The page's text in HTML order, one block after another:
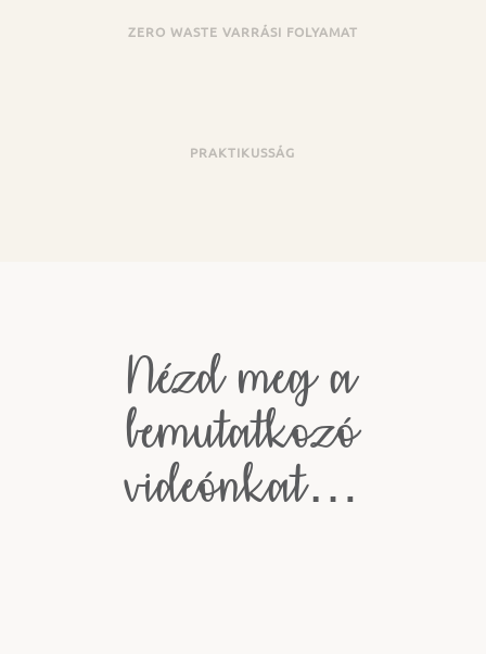
ZERO WASTE VARRÁSI FOLYAMAT
PRAKTIKUSSÁG
Nézd meg a
bemutatkozó
videónkat…